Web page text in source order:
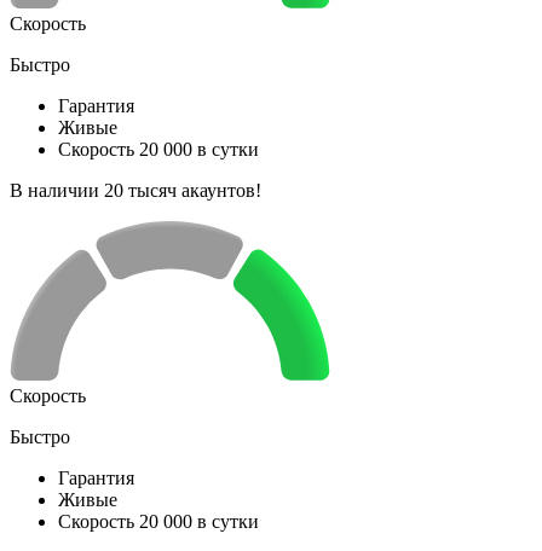
Скорость
Быстро
Гарантия
Живые
Скорость 20 000 в сутки
В наличии 20 тысяч акаунтов!
Скорость
Быстро
Гарантия
Живые
Скорость 20 000 в сутки